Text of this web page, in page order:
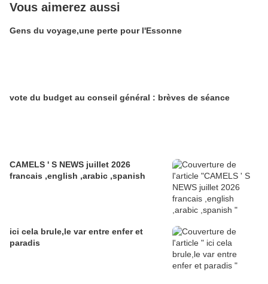
Vous aimerez aussi
Gens du voyage,une perte pour l'Essonne
vote du budget au conseil général : brèves de séance
CAMELS ' S NEWS juillet 2026
francais ,english ,arabic ,spanish
ici cela brule,le var entre enfer et
paradis